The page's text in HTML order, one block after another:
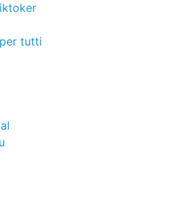
tutti